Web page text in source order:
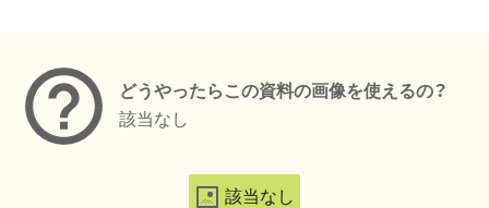
どうやったらこの資料の画像を使えるの？
該当なし
該当なし